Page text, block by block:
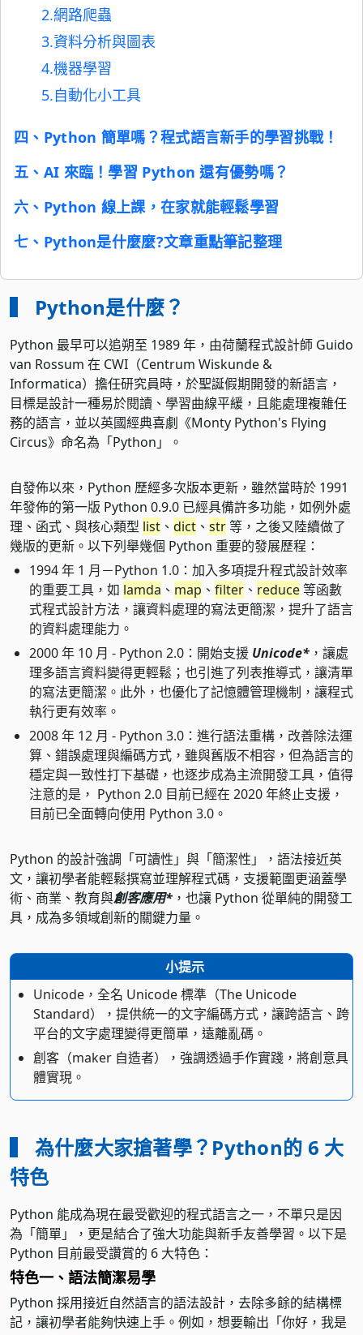
2.網路爬蟲
3.資料分析與圖表
4.機器學習
5.自動化小工具
四、Python 簡單嗎？程式語言新手的學習挑戰！
五、AI 來臨！學習 Python 還有優勢嗎？
六、Python 線上課，在家就能輕鬆學習
七、Python是什麼麼?文章重點筆記整理
▍ Python是什麼？
Python 最早可以追朔至 1989 年，由荷蘭程式設計師 Guido
van Rossum 在 CWI（Centrum Wiskunde &
Informatica）擔任研究員時，於聖誕假期開發的新語言，
目標是設計一種易於閱讀、學習曲線平緩，且能處理複雜任
務的語言，並以英國經典喜劇《Monty Python's Flying
Circus》命名為「Python」。
自發佈以來，Python 歷經多次版本更新，雖然當時於 1991
年發佈的第一版 Python 0.9.0 已經具備許多功能，如例外處
理、函式、與核心類型 list 、 dict 、 str等，之後又陸續做了
幾版的更新。以下列舉幾個 Python 重要的發展歷程：
1994 年 1 月－Python 1.0：加入多項提升程式設計效率
的重要工具，如 lamda 、 map 、 filter 、 reduce等函數
式程式設計方法，讓資料處理的寫法更簡潔，提升了語言
的資料處理能力。
2000 年 10 月 - Python 2.0：開始支援 Unicode* ，讓處
理多語言資料變得更輕鬆；也引進了列表推導式，讓清單
的寫法更簡潔。此外，也優化了記憶體管理機制，讓程式
執行更有效率。
2008 年 12 月 - Python 3.0：進行語法重構，改善除法運
算、錯誤處理與編碼方式，雖與舊版不相容，但為語言的
穩定與一致性打下基礎，也逐步成為主流開發工具，值得
注意的是， Python 2.0 目前已經在 2020 年終止支援，
目前已全面轉向使用 Python 3.0。
Python 的設計強調「可讀性」與「簡潔性」，語法接近英
文，讓初學者能輕鬆撰寫並理解程式碼，支援範圍更涵蓋學
術、商業、教育與創客應用* ，也讓 Python 從單純的開發工
具，成為多領域創新的關鍵力量。
小提示
Unicode，全名 Unicode 標準（The Unicode
Standard），提供統一的文字編碼方式，讓跨語言、跨
平台的文字處理變得更簡單，遠離亂碼。
創客（maker 自造者），強調透過手作實踐，將創意具
體實現。
▍ 為什麼大家搶著學？Python的 6 大
特色
Python 能成為現在最受歡迎的程式語言之一，不單只是因
為「簡單」，更是結合了強大功能與新手友善學習。以下是
Python 目前最受讚賞的 6 大特色：
特色一、語法簡潔易學
Python 採用接近自然語言的語法設計，去除多餘的結構標
記，讓初學者能夠快速上手。例如，想要輸出「你好，我是